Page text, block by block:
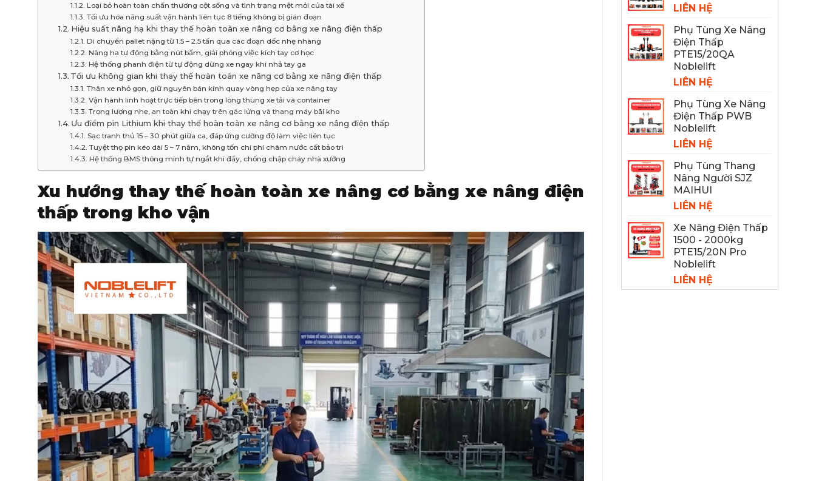
Loại bỏ hoàn toàn chấn thương cột sống và tình trạng mệt mỏi của tài xế
Tối ưu hóa năng suất vận hành liên tục 8 tiếng không bị gián đoạn
Hiệu suất nâng hạ khi thay thế hoàn toàn xe nâng cơ bằng xe nâng điện thấp
Di chuyển pallet nặng từ 1.5 – 2.5 tấn qua các đoạn dốc nhẹ nhàng
Nâng hạ tự động bằng nút bấm, giải phóng việc kích tay cơ học
Hệ thống phanh điện từ tự động dừng xe ngay khi nhả tay ga
Tối ưu không gian khi thay thế hoàn toàn xe nâng cơ bằng xe nâng điện thấp
Thân xe nhỏ gọn, giữ nguyên bán kính quay vòng hẹp của xe nâng tay
Vận hành linh hoạt trực tiếp bên trong lòng thùng xe tải và container
Trọng lượng nhẹ, an toàn khi chạy trên gác lửng và thang máy bãi kho
Ưu điểm pin Lithium khi thay thế hoàn toàn xe nâng cơ bằng xe nâng điện thấp
Sạc tranh thủ 15 – 30 phút giữa ca, đáp ứng cường độ làm việc liên tục
Tuyệt thọ pin kéo dài 5 – 7 năm, không tốn chi phí châm nước cất bảo trì
Hệ thống BMS thông minh tự ngắt khi đầy, chống chập cháy nhà xưởng
Xu hướng thay thế hoàn toàn xe nâng cơ bằng xe nâng điện
thấp trong kho vận
LIÊN HỆ
Phụ Tùng Xe Nâng
Điện Thấp
PTE15/20QA
Noblelift
LIÊN HỆ
Phụ Tùng Xe Nâng
Điện Thấp PWB
Noblelift
LIÊN HỆ
Phụ Tùng Thang
Nâng Người SJZ
MAIHUI
LIÊN HỆ
Xe Nâng Điện Thấp
1500 - 2000kg
PTE15/20N Pro
Noblelift
LIÊN HỆ